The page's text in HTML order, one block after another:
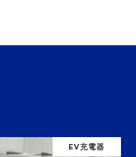
EV充電器